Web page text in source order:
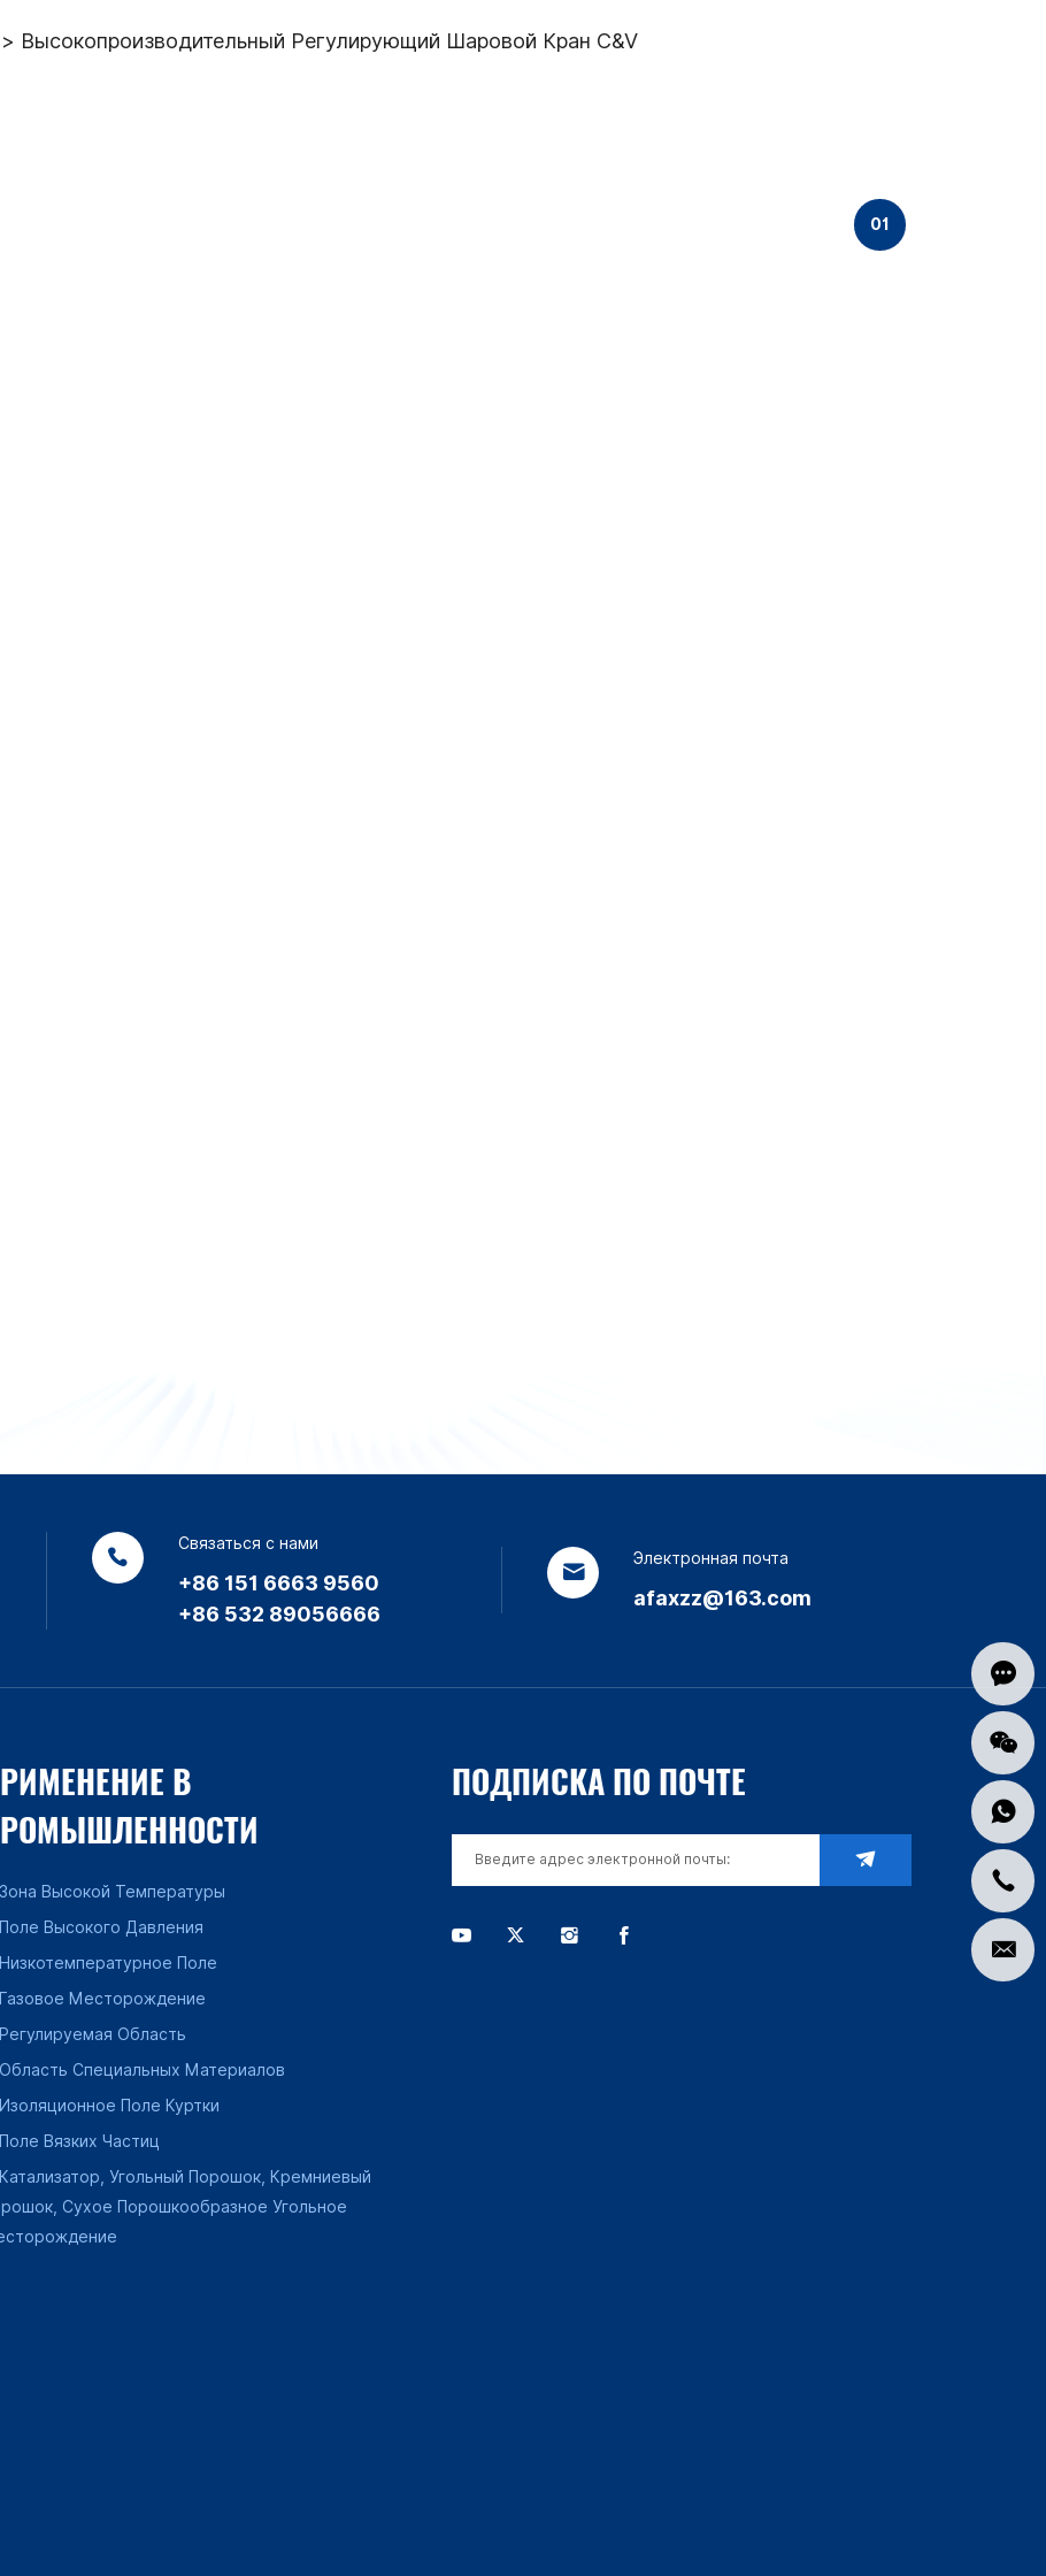
Высокопроизводительный Регулирующий Шаровой Кран C&V
01
Связаться с нами
+86 151 6663 9560
+86 532 89056666
Электронная почта
afaxzz@163.com
В
Зона Высокой Температуры
Поле Высокого Давления
Низкотемпературное Поле
Газовое Месторождение
Регулируемая Область
Область Специальных Материалов
Изоляционное Поле Куртки
Поле Вязких Частиц
Катализатор, Угольный Порошок, Кремниевый
Сухое Порошкообразное Угольное
ПОДПИСКА ПО ПОЧТЕ